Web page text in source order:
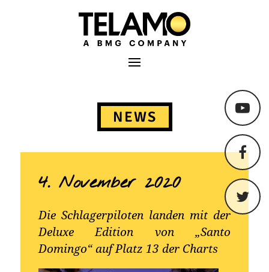
TELAMO
Primäres Menü
NEWS
4. November 2020
Die Schlagerpiloten landen mit der
Deluxe Edition von „Santo
Domingo“ auf Platz 13 der Charts